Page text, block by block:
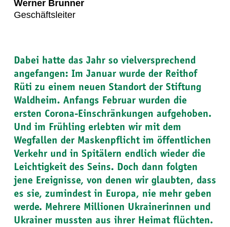
Werner Brunner
Geschäftsleiter
Dabei hatte das Jahr so vielversprechend
angefangen: Im Januar wurde der Reithof
Rüti zu einem neuen Standort der Stiftung
Waldheim. Anfangs Februar wurden die
ersten Corona-Einschränkungen aufgehoben.
Und im Frühling erlebten wir mit dem
Wegfallen der Maskenpflicht im öffentlichen
Verkehr und in Spitälern endlich wieder die
Leichtigkeit des Seins. Doch dann folgten
jene Ereignisse, von denen wir glaubten, dass
es sie, zumindest in Europa, nie mehr geben
werde. Mehrere Millionen Ukrainerinnen und
Ukrainer mussten aus ihrer Heimat flüchten.